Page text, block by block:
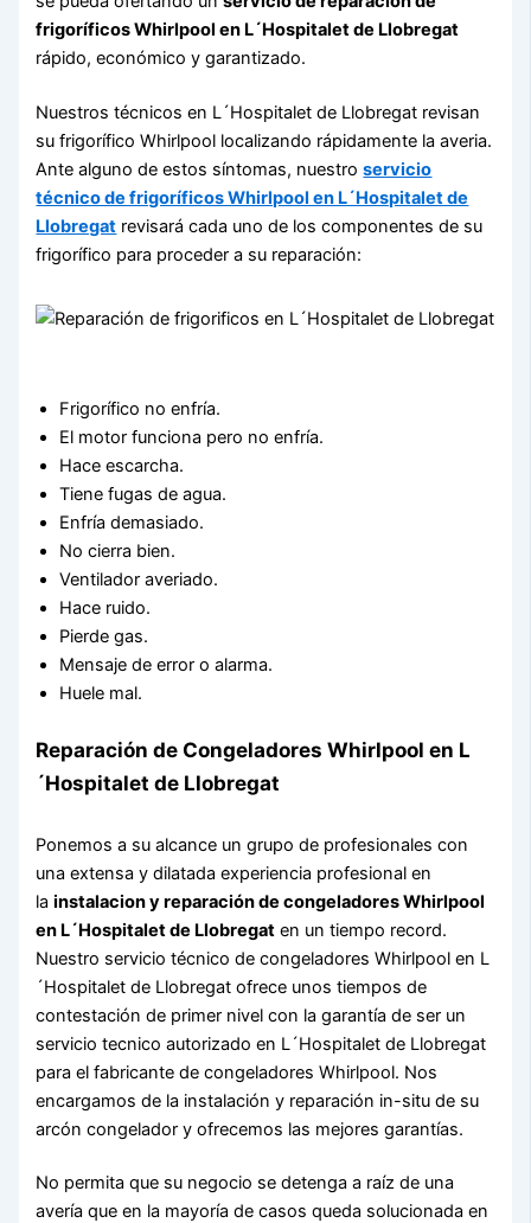
frigoríficos Whirlpool en L´Hospitalet de Llobregat
rápido, económico y garantizado.
Nuestros técnicos en L´Hospitalet de Llobregat revisan
su frigorífico Whirlpool localizando rápidamente la averia.
Ante alguno de estos síntomas, nuestroservicio
técnico de frigoríficos Whirlpool en L´Hospitalet de
Llobregat revisará cada uno de los componentes de su
frigorífico para proceder a su reparación:
Frigorífico no enfría.
El motor funciona pero no enfría.
Hace escarcha.
Tiene fugas de agua.
Enfría demasiado.
No cierra bien.
Ventilador averiado.
Hace ruido.
Pierde gas.
Mensaje de error o alarma.
Huele mal.
Reparación de Congeladores Whirlpool en L
´Hospitalet de Llobregat
Ponemos a su alcance un grupo de profesionales con
una extensa y dilatada experiencia profesional en
lainstalacion y reparación de congeladores Whirlpool
en L´Hospitalet de Llobregat en un tiempo record.
Nuestro servicio técnico de congeladores Whirlpool en L
´Hospitalet de Llobregat ofrece unos tiempos de
contestación de primer nivel con la garantía de ser un
servicio tecnico autorizado en L´Hospitalet de Llobregat
para el fabricante de congeladores Whirlpool. Nos
encargamos de la instalación y reparación in-situ de su
arcón congelador y ofrecemos las mejores garantías.
No permita que su negocio se detenga a raíz de una
avería que en la mayoría de casos queda solucionada en